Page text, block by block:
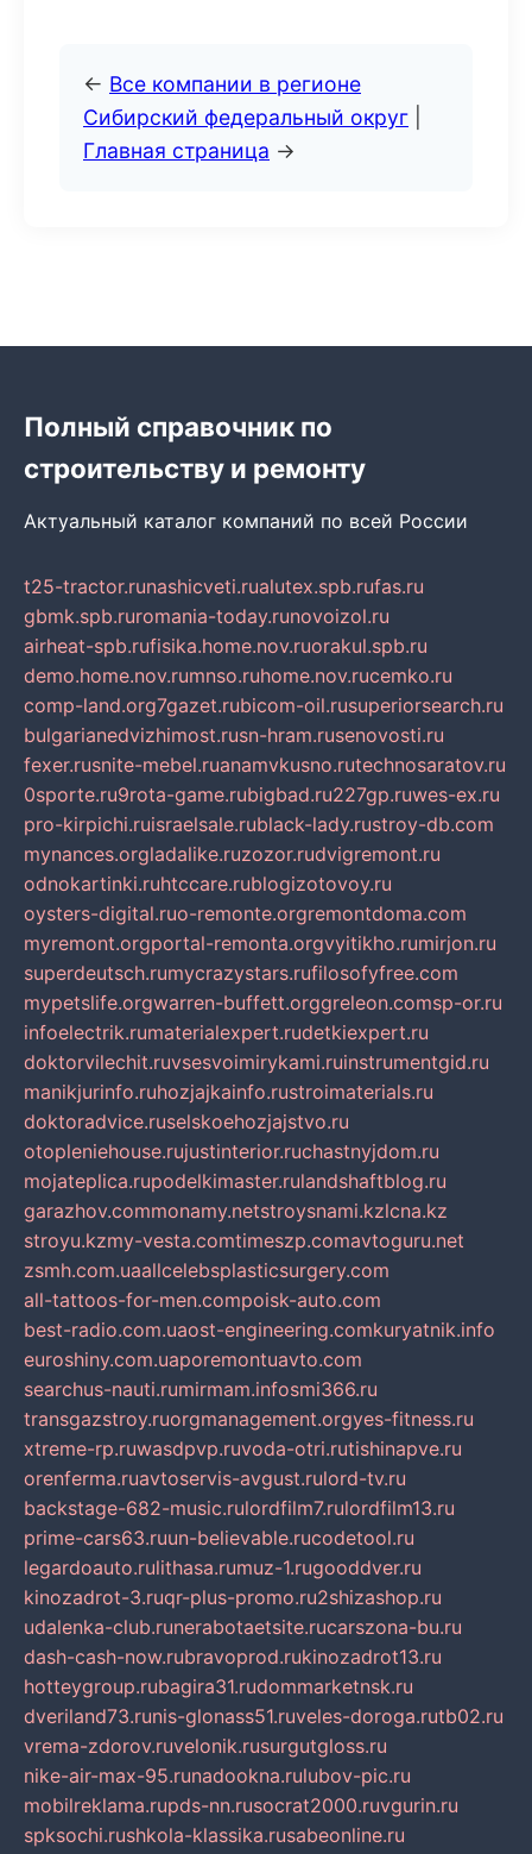
← Все компании в регионе
Сибирский федеральный округ
Главная страница →
Полный справочник по
строительству и ремонту
Актуальный каталог компаний по всей России
t25-tractor.runashicveti.rualutex.spb.rufas.ru
gbmk.spb.ruromania-today.runovoizol.ru
airheat-spb.rufisika.home.nov.ruorakul.spb.ru
demo.home.nov.rumnso.ruhome.nov.rucemko.ru
comp-land.org7gazet.rubicom-oil.rusuperiorsearch.ru
bulgarianedvizhimost.rusn-hram.rusenovosti.ru
fexer.rusnite-mebel.ruanamvkusno.rutechnosaratov.ru
0sporte.ru9rota-game.rubigbad.ru227gp.ruwes-ex.ru
pro-kirpichi.ruisraelsale.rublack-lady.rustroy-db.com
mynances.orgladalike.ruzozor.rudvigremont.ru
odnokartinki.ruhtccare.rublogizotovoy.ru
oysters-digital.ruo-remonte.orgremontdoma.com
myremont.orgportal-remonta.orgvyitikho.rumirjon.ru
superdeutsch.rumycrazystars.rufilosofyfree.com
mypetslife.orgwarren-buffett.orggreleon.comsp-or.ru
infoelectrik.rumaterialexpert.rudetkiexpert.ru
doktorvilechit.ruvsesvoimirykami.ruinstrumentgid.ru
manikjurinfo.ruhozjajkainfo.rustroimaterials.ru
doktoradvice.ruselskoehozjajstvo.ru
otopleniehouse.rujustinterior.ruchastnyjdom.ru
mojateplica.rupodelkimaster.rulandshaftblog.ru
garazhov.commonamy.netstroysnami.kzlcna.kz
stroyu.kzmy-vesta.comtimeszp.comavtoguru.net
zsmh.com.uaallcelebsplasticsurgery.com
all-tattoos-for-men.compoisk-auto.com
best-radio.com.uaost-engineering.comkuryatnik.info
euroshiny.com.uaporemontuavto.com
searchus-nauti.rumirmam.infosmi366.ru
transgazstroy.ruorgmanagement.orgyes-fitness.ru
xtreme-rp.ruwasdpvp.ruvoda-otri.rutishinapve.ru
orenferma.ruavtoservis-avgust.rulord-tv.ru
backstage-682-music.rulordfilm7.rulordfilm13.ru
prime-cars63.ruun-believable.rucodetool.ru
legardoauto.rulithasa.rumuz-1.rugooddver.ru
kinozadrot-3.ruqr-plus-promo.ru2shizashop.ru
udalenka-club.runerabotaetsite.rucarszona-bu.ru
dash-cash-now.rubravoprod.rukinozadrot13.ru
hotteygroup.rubagira31.rudommarketnsk.ru
dveriland73.runis-glonass51.ruveles-doroga.rutb02.ru
vrema-zdorov.ruvelonik.rusurgutgloss.ru
nike-air-max-95.runadookna.rulubov-pic.ru
mobilreklama.rupds-nn.rusocrat2000.ruvgurin.ru
spksochi.rushkola-klassika.rusabeonline.ru